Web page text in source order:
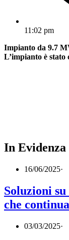
11:02 pm
Impianto da 9.7
L’impianto è stato
In Evidenza
16/06/2025·
Soluzioni
che
03/03/2025·